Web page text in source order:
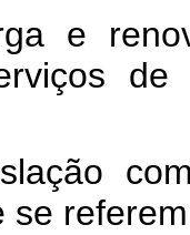
se